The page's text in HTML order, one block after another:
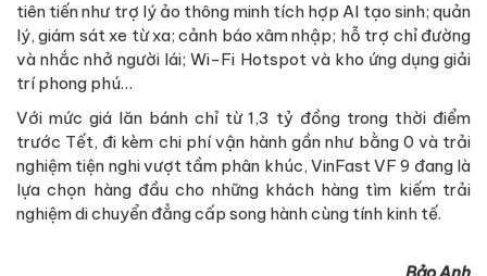
tiên tiến như trợ lý ảo thông minh tích hợp AI tạo sinh; quản
lý, giám sát xe từ xa; cảnh báo xâm nhập; hỗ trợ chỉ đường
và nhắc nhở người lái; Wi-Fi Hotspot và kho ứng dụng giải
trí phong phú…
Với mức giá lăn bánh chỉ từ 1,3 tỷ đồng trong thời điểm
trước Tết, đi kèm chi phí vận hành gần như bằng 0 và trải
nghiệm tiện nghi vượt tầm phân khúc, VinFast VF 9 đang là
lựa chọn hàng đầu cho những khách hàng tìm kiếm trải
nghiệm di chuyển đẳng cấp song hành cùng tính kinh tế.